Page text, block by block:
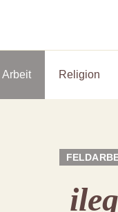
Arbeit Religion